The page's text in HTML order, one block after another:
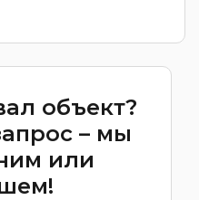
объект?
– мы
или